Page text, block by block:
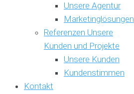
Unsere Agentur
Marketinglösungen
Referenzen Unsere
Kunden und Projekte
Unsere Kunden
Kundenstimmen
Kontakt